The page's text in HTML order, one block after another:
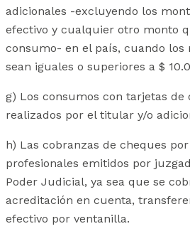
adicionales -excluyendo los
efectivo y cualquier otro monto
consumo- en el país, cuando
sean iguales o superiores a $
g) Los consumos con tarjetas de
realizados por el titular y/o
h) Las cobranzas de cheques
profesionales emitidos por
Poder Judicial, ya sea que se
acreditación en cuenta,
efectivo por ventanilla.